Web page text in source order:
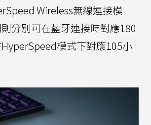
Wireless無線連接模
分別可在藍牙連接時對應180
模式下對應105小